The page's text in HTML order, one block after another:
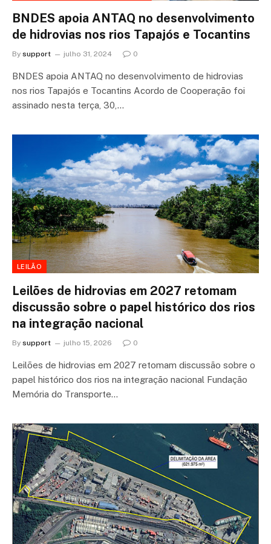
BNDES apoia ANTAQ no desenvolvimento
de hidrovias nos rios Tapajós e Tocantins
By support julho 31, 2024 0
BNDES apoia ANTAQ no desenvolvimento de hidrovias
nos rios Tapajós e Tocantins Acordo de Cooperação foi
assinado nesta terça, 30,…
LEILÃO
Leilões de hidrovias em 2027 retomam
discussão sobre o papel histórico dos rios
na integração nacional
By support julho 15, 2026 0
Leilões de hidrovias em 2027 retomam discussão sobre o
papel histórico dos rios na integração nacional Fundação
Memória do Transporte…